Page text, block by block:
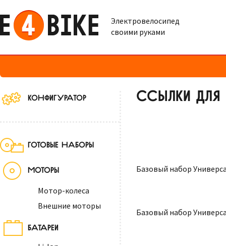
Электровелосипед
своими руками
КОНФИГУРАТОР
ГОТОВЫЕ НАБОРЫ
МОТОРЫ
Мотор-колеса
Внешние моторы
БАТАРЕИ
ССЫЛКИ
Базовый набор
Базовый набор